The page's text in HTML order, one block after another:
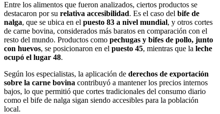
Entre los alimentos que fueron analizados, ciertos productos se
destacaron por su relativa accesibilidad. Es el caso del bife de
nalga, que se ubica en el puesto 83 a nivel mundial, y otros cortes
de carne bovina, considerados más baratos en comparación con el
resto del mundo. Productos como pechugas y bifes de pollo, junto
con huevos, se posicionaron en el puesto 45, mientras que la leche
ocupó el lugar 48.
Según los especialistas, la aplicación de derechos de exportación
sobre la carne bovina contribuyó a mantener los precios internos
bajos, lo que permitió que cortes tradicionales del consumo diario
como el bife de nalga sigan siendo accesibles para la población
local.